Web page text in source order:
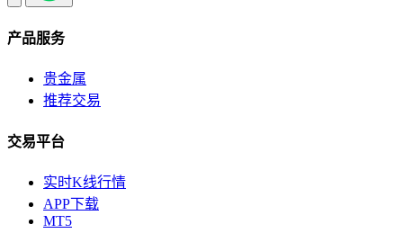
产品服务
贵金属
推荐交易
交易平台
实时K线行情
APP下载
MT5